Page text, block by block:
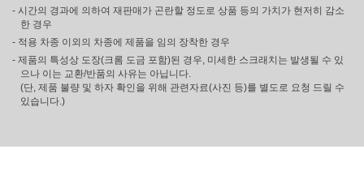
- 시간의 경과에 의하여 재판매가 곤란할 정도로 상품 등의 가치가 현저히 감소
한 경우
- 적용 차종 이외의 차종에 제품을 임의 장착한 경우
- 제품의 특성상 도장(크롬 도금 포함)된 경우, 미세한 스크래치는 발생될 수 있
으나 이는 교환/반품의 사유는 아닙니다.
(단, 제품 불량 및 하자 확인을 위해 관련자료(사진 등)를 별도로 요청 드릴 수
있습니다.)